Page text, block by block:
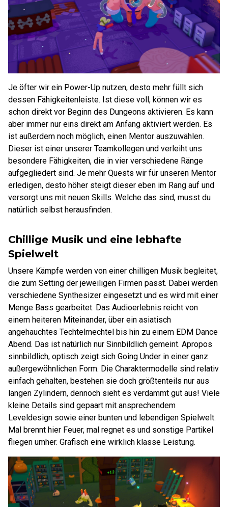
Je öfter wir ein Power-Up nutzen, desto mehr füllt sich
dessen Fähigkeitenleiste. Ist diese voll, können wir es
schon direkt vor Beginn des Dungeons aktivieren. Es kann
aber immer nur eins direkt am Anfang aktiviert werden. Es
ist außerdem noch möglich, einen Mentor auszuwählen.
Dieser ist einer unserer Teamkollegen und verleiht uns
besondere Fähigkeiten, die in vier verschiedene Ränge
aufgegliedert sind. Je mehr Quests wir für unseren Mentor
erledigen, desto höher steigt dieser eben im Rang auf und
versorgt uns mit neuen Skills. Welche das sind, musst du
natürlich selbst herausfinden.
Chillige Musik und eine lebhafte
Spielwelt
Unsere Kämpfe werden von einer chilligen Musik begleitet,
die zum Setting der jeweiligen Firmen passt. Dabei werden
verschiedene Synthesizer eingesetzt und es wird mit einer
Menge Bass gearbeitet. Das Audioerlebnis reicht von
einem heiteren Miteinander, über ein asiatisch
angehauchtes Techtelmechtel bis hin zu einem EDM Dance
Abend. Das ist natürlich nur Sinnbildlich gemeint. Apropos
sinnbildlich, optisch zeigt sich Going Under in einer ganz
außergewöhnlichen Form. Die Charaktermodelle sind relativ
einfach gehalten, bestehen sie doch größtenteils nur aus
langen Zylindern, dennoch sieht es verdammt gut aus! Viele
kleine Details sind gepaart mit ansprechendem
Leveldesign sowie einer bunten und lebendigen Spielwelt.
Mal brennt hier Feuer, mal regnet es und sonstige Partikel
fliegen umher. Grafisch eine wirklich klasse Leistung.